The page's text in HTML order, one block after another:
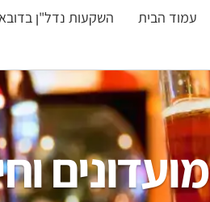
עמוד הבית השקעות נדל"ן
מועדונים